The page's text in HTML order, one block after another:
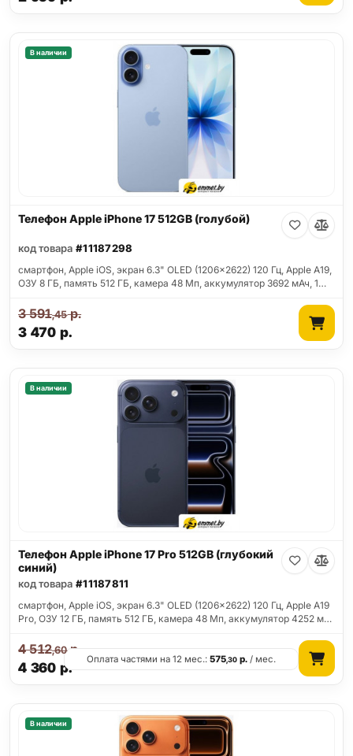
В наличии
Телефон Apple iPhone 17 512GB (голубой)
код товара #11187298
смартфон, Apple iOS, экран 6.3" OLED (1206x2622) 120 Гц, Apple A19,
ОЗУ 8 ГБ, память 512 ГБ, камера 48 Мп, аккумулятор 3692 мАч, 1…
3 470 р.
3 591,45р.
В наличии
Телефон Apple iPhone 17 Pro 512GB (глубокий
синий)
код товара #11187811
смартфон, Apple iOS, экран 6.3" OLED (1206x2622) 120 Гц, Apple A19
Pro, ОЗУ 12 ГБ, память 512 ГБ, камера 48 Мп, аккумулятор 4252 м…
4 360 р.
4 512,60р.
Оплата частями на 12 мес.:575,30 р. / мес.
В наличии